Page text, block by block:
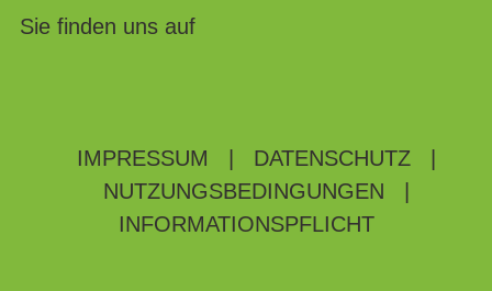
Sie finden uns auf
IMPRESSUM DATENSCHUTZ
NUTZUNGSBEDINGUNGEN
INFORMATIONSPFLICHT